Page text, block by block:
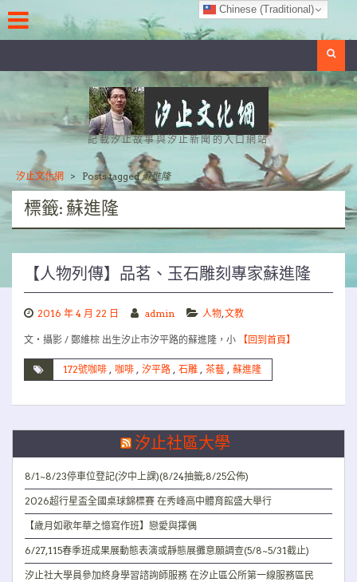
to
content
記載汐止故事與汐止新聞的入口網站
汐止文化網 > Posts tagged蘇進隆
標籤: 蘇進隆
【人物列傳】品茗、玉石雕刻專家蘇進隆
2016 年 4 月 22 日 admin 人物,文教
文‧攝影 / 鄭維棕 出生汐止市汐平路的蘇進隆，小 【回到首頁】
172號咖啡 , 咖啡 , 汐平路 , 石雕 , 茶藝 , 蘇進隆
汐止社區大學
8/1~8/23停車位登記(汐中上課)(8/24抽籤;8/25公佈)
2026超行星盃全國桌球錦標賽 在秀峰高中體育館盛大舉行
【歲月如歌年華之憶寫作班】戀愛與擇偶
6/27,115春季班成果展動態表演或靜態展攤意願調查(5/8~5/31截止)
汐止社大學員參加終身學習諮詢師服務 在汐止區公所第一線服務區民
Chinese (Traditional)